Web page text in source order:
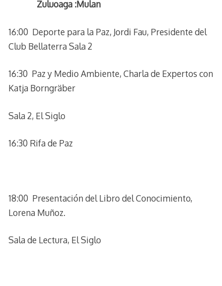
Zuluoaga :Mulan
16:00 Deporte para la Paz, Jordi Fau, Presidente del
Club Bellaterra Sala 2
16:30 Paz y Medio Ambiente, Charla de Expertos con
Katja Borngräber
Sala 2, El Siglo
16:30 Rifa de Paz
18:00 Presentación del Libro del Conocimiento,
Lorena Muñoz.
Sala de Lectura, El Siglo